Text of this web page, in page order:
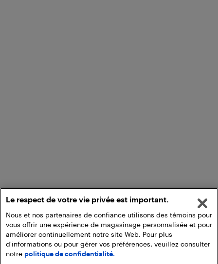
Ajouter au panier
Le respect de votre vie privée est important.
Nous et nos partenaires de confiance utilisons des témoins pour
vous offrir une expérience de magasinage personnalisée et pour
améliorer continuellement notre site Web. Pour plus
d'informations ou pour gérer vos préférences, veuillez consulter
notre politique de confidentialité.